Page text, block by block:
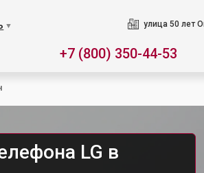
▼ улица 50 лет
+7 (800) 350-44-53
LG в